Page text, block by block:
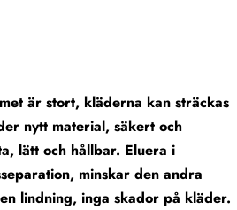
är stort, kläderna kan sträckas
nytt material, säkert och
lätt och hållbar. Eluera i
minskar den andra
lindning, inga skador på kläder.